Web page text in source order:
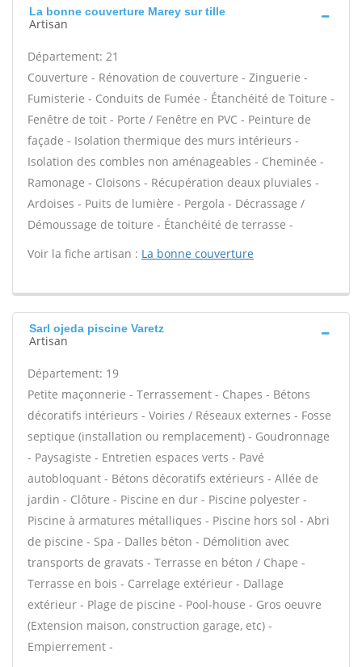
La bonne couverture Marey sur tille
Artisan
Département: 21
Couverture - Rénovation de couverture - Zinguerie -
Fumisterie - Conduits de Fumée - Étanchéité de Toiture -
Fenêtre de toit - Porte / Fenêtre en PVC - Peinture de
façade - Isolation thermique des murs intérieurs -
Isolation des combles non aménageables - Cheminée -
Ramonage - Cloisons - Récupération deaux pluviales -
Ardoises - Puits de lumière - Pergola - Décrassage /
Démoussage de toiture - Étanchéité de terrasse -
Voir la fiche artisan : La bonne couverture
Sarl ojeda piscine Varetz
Artisan
Département: 19
Petite maçonnerie - Terrassement - Chapes - Bétons
décoratifs intérieurs - Voiries / Réseaux externes - Fosse
septique (installation ou remplacement) - Goudronnage
- Paysagiste - Entretien espaces verts - Pavé
autobloquant - Bétons décoratifs extérieurs - Allée de
jardin - Clôture - Piscine en dur - Piscine polyester -
Piscine à armatures métalliques - Piscine hors sol - Abri
de piscine - Spa - Dalles béton - Démolition avec
transports de gravats - Terrasse en béton / Chape -
Terrasse en bois - Carrelage extérieur - Dallage
extérieur - Plage de piscine - Pool-house - Gros oeuvre
(Extension maison, construction garage, etc) -
Empierrement -